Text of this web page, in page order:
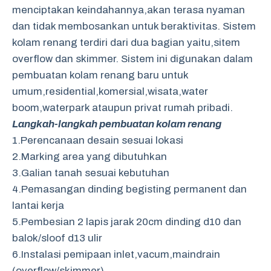
menciptakan keindahannya,akan terasa nyaman
dan tidak membosankan untuk beraktivitas. Sistem
kolam renang terdiri dari dua bagian yaitu,sitem
overflow dan skimmer. Sistem ini digunakan dalam
pembuatan kolam renang baru untuk
umum,residential,komersial,wisata,water
boom,waterpark ataupun privat rumah pribadi.
Langkah-langkah pembuatan kolam renang
1.Perencanaan desain sesuai lokasi
2.Marking area yang dibutuhkan
3.Galian tanah sesuai kebutuhan
4.Pemasangan dinding begisting permanent dan
lantai kerja
5.Pembesian 2 lapis jarak 20cm dinding d10 dan
balok/sloof d13 ulir
6.Instalasi pemipaan inlet,vacum,maindrain